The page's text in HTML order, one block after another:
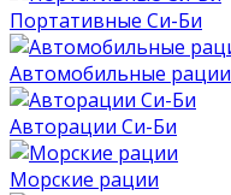
Портативные Си-Би
Автомобильные рации
Авторации Си-Би
Морские рации